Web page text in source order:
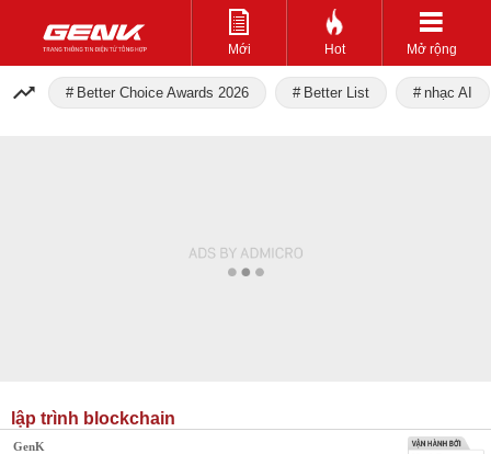
Mới Hot Mở rộng
Better Choice Awards 2026 Better List nhạc AI
lập trình blockchain
GenK